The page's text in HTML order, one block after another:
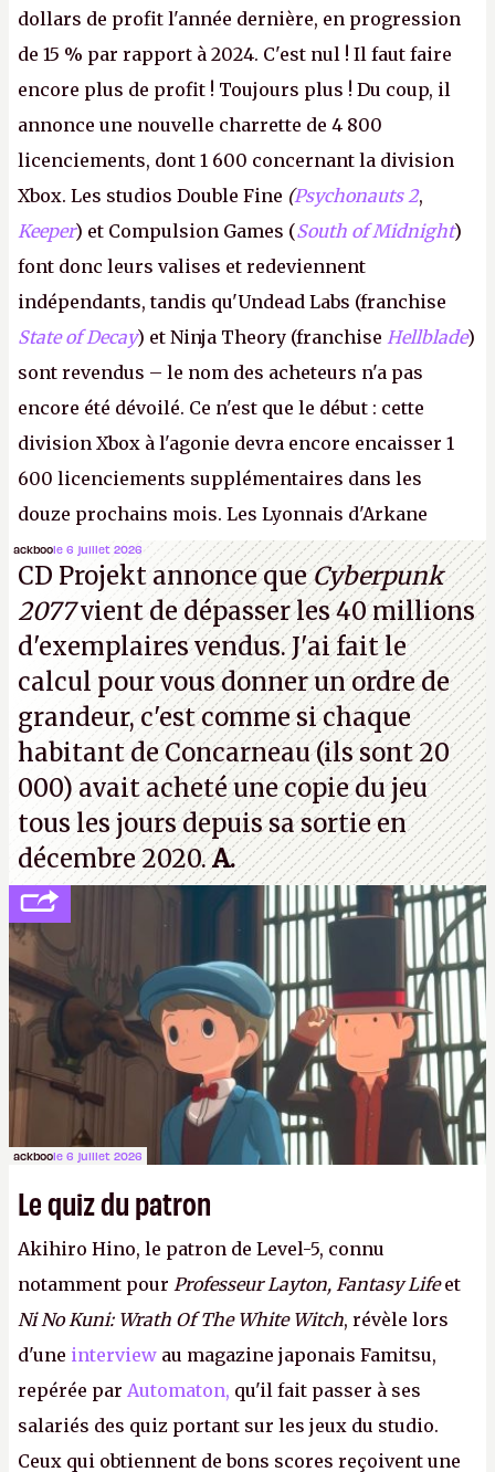
dollars de profit l'année dernière, en progression
de 15 % par rapport à 2024. C'est nul ! Il faut faire
encore plus de profit ! Toujours plus ! Du coup, il
annonce une nouvelle charrette de 4 800
licenciements, dont 1 600 concernant la division
Xbox. Les studios Double Fine (Psychonauts 2,
Keeper) et Compulsion Games (South of Midnight)
font donc leurs valises et redeviennent
indépendants, tandis qu'Undead Labs (franchise
State of Decay) et Ninja Theory (franchise Hellblade)
sont revendus – le nom des acheteurs n'a pas
encore été dévoilé. Ce n'est que le début : cette
division Xbox à l'agonie devra encore encaisser 1
600 licenciements supplémentaires dans les
douze prochains mois. Les Lyonnais d'Arkane
(Dishonored, Deathloop) pourraient faire partie des
prochaines victimes, puisque Microsoft a confirmé
vouloir se séparer du studio.A.
ackboole 6 juillet 2026
CD Projekt annonce queCyberpunk
2077vient de dépasser les 40 millions
d'exemplaires vendus. J'ai fait le
calcul pour vous donner un ordre de
grandeur, c'est comme si chaque
habitant de Concarneau (ils sont 20
000) avait acheté une copie du jeu
tous les jours depuis sa sortie en
décembre 2020.A.
ackboole 6 juillet 2026
Le quiz du patron
Akihiro Hino, le patron de Level-5, connu
notamment pour Professeur Layton, Fantasy Lifeet
Ni No Kuni: Wrath Of The White Witch, révèle lors
d'une interview au magazine japonais Famitsu,
repérée par Automaton, qu'il fait passer à ses
salariés des quiz portant sur les jeux du studio.
Ceux qui obtiennent de bons scores reçoivent une